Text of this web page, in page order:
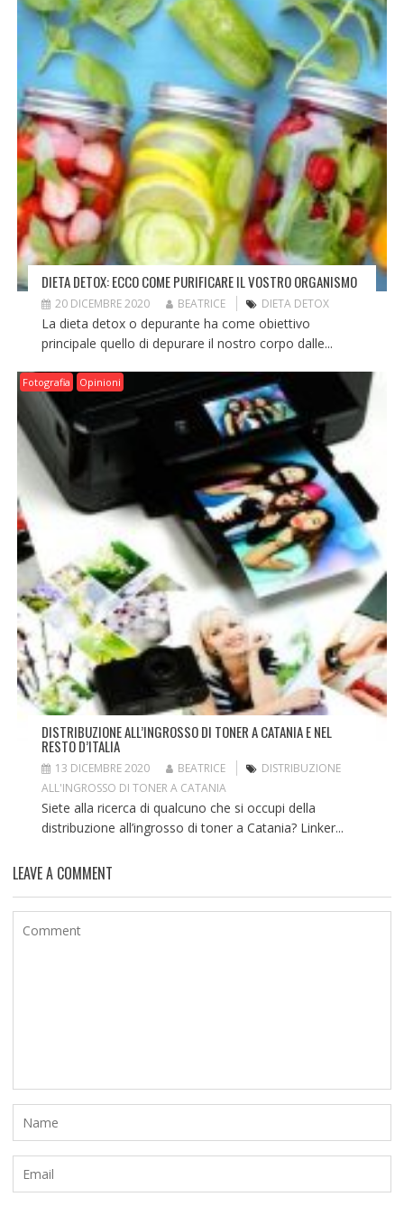
DIETA DETOX: ECCO COME PURIFICARE IL VOSTRO ORGANISMO
20 DICEMBRE 2020 BEATRICE DIETA DETOX
La dieta detox o depurante ha come obiettivo
principale quello di depurare il nostro corpo dalle...
Fotografia Opinioni
DISTRIBUZIONE ALL’INGROSSO DI TONER A CATANIA E NEL
RESTO D’ITALIA
13 DICEMBRE 2020 BEATRICE
DISTRIBUZIONE
ALL'INGROSSO DI TONER A CATANIA
Siete alla ricerca di qualcuno che si occupi della
distribuzione all’ingrosso di toner a Catania? Linker...
LEAVE A COMMENT